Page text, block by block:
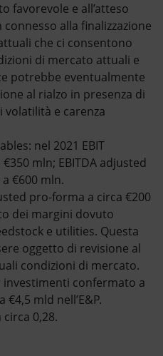
favorevole e all’atteso
alla finalizzazione
che ci consentono
di mercato attuali e
potrebbe eventualmente
al rialzo in presenza di
e carenza
nel 2021 EBIT
mln; EBITDA adjusted
€600 mln.
pro-forma a circa €200
dei margini dovuto
e utilities. Questa
oggetto di revisione al
condizioni di mercato.
confermato a
mld nell’E&P.
0,28.